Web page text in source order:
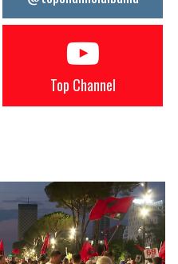
Top Channel